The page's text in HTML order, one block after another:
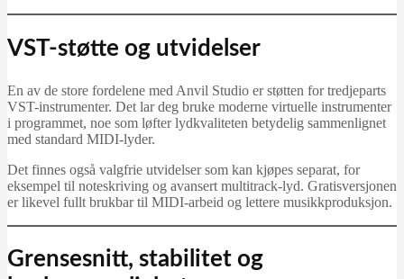
VST-støtte og utvidelser
En av de store fordelene med Anvil Studio er støtten for tredjeparts
VST-instrumenter. Det lar deg bruke moderne virtuelle instrumenter
i programmet, noe som løfter lydkvaliteten betydelig sammenlignet
med standard MIDI-lyder.
Det finnes også valgfrie utvidelser som kan kjøpes separat, for
eksempel til noteskriving og avansert multitrack-lyd. Gratisversjonen
er likevel fullt brukbar til MIDI-arbeid og lettere musikkproduksjon.
Grensesnitt, stabilitet og